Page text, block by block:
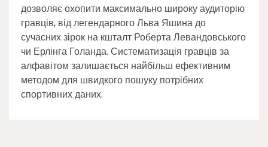
дозволяє охопити максимально широку аудиторію
гравців, від легендарного Льва Яшина до
сучасних зірок на кшталт Роберта Левандовського
чи Ерлінга Голанда. Систематизація гравців за
алфавітом залишається найбільш ефективним
методом для швидкого пошуку потрібних
спортивних даних.